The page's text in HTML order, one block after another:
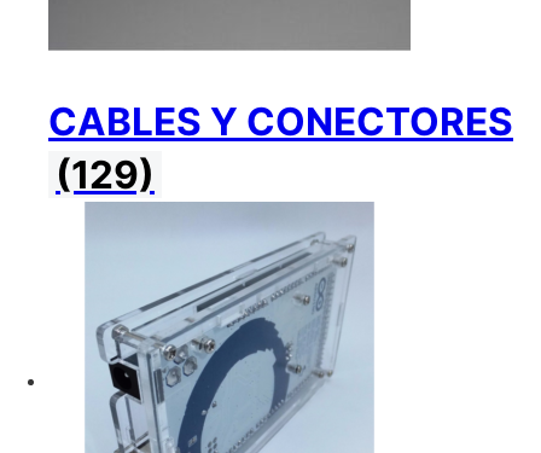
CABLES Y CONECTORES
(129)